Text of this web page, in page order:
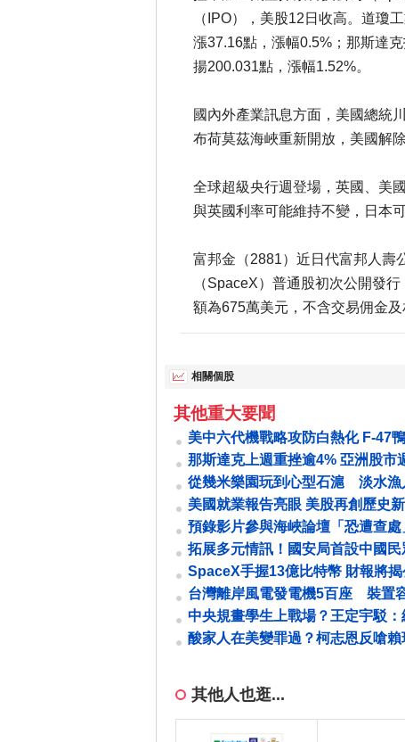
（IPO），美股12日收高。道瓊
漲37.16點，漲幅0.5%；那斯達
揚200.031點，漲幅1.52%。
國內外產業訊息方面，美國總統
布荷莫茲海峽重新開放，美國解除
全球超級央行週登場，英國、美
與英國利率可能維持不變，日本
富邦金（2881）近日代富邦人壽
（SpaceX）普通股初次公開發
額為675萬美元，不含交易佣金及
相關個股
其他重大要聞
美中六代機戰略攻防白熱化 F-47
計引爆抄襲爭議
那斯達克上週重挫逾4% 亞洲股市
盤預計承壓
從幾米樂園玩到心型石滬 淡水漁
頭串聯淡江大橋成北台灣人氣焦點
美國就業報告亮眼 美股再創歷史
價上漲未能阻擋
預錄影片參與海峽論壇「恐遭查
慶鈴：我最在意地方產業
拓展多元情訊！國安局首設中國民
繫窗口 鼓勵爆料「做出改變」
SpaceX手握13億比特幣 財報將揭
數位資產策略成效
台灣離岸風電發電機5百座 裝置
球第5
中央規畫學生上戰場？王定宇駁：
不可能
酸家人在美變罪過？柯志恩反嗆賴
其他人也逛...